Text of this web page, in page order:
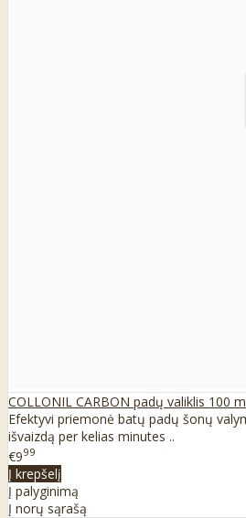
COLLONIL CARBON padų valiklis 100
Efektyvi priemonė batų padų šonų
išvaizdą per kelias minutes ..
€999
Į krepšelį
Į palyginimą
Į norų sąrašą